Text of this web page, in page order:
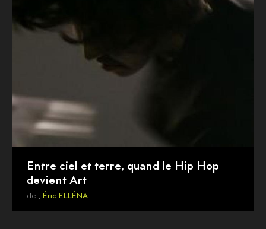
Entre ciel et terre, quand le Hip Hop
devient Art
de , Éric ELLÉNA